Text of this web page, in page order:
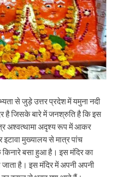
से जुड़े उत्तर प्रदेश में यमुना नदी
है जिसके बारे में जनश्रुति है कि इस
अश्वत्थामा अदृश्य रूप में आकर
मुख्यालय से मात्र पांच
किनारे बसा हुआ है। इस मंदिर का
जाता है। इस मंदिर में अपनी अपनी